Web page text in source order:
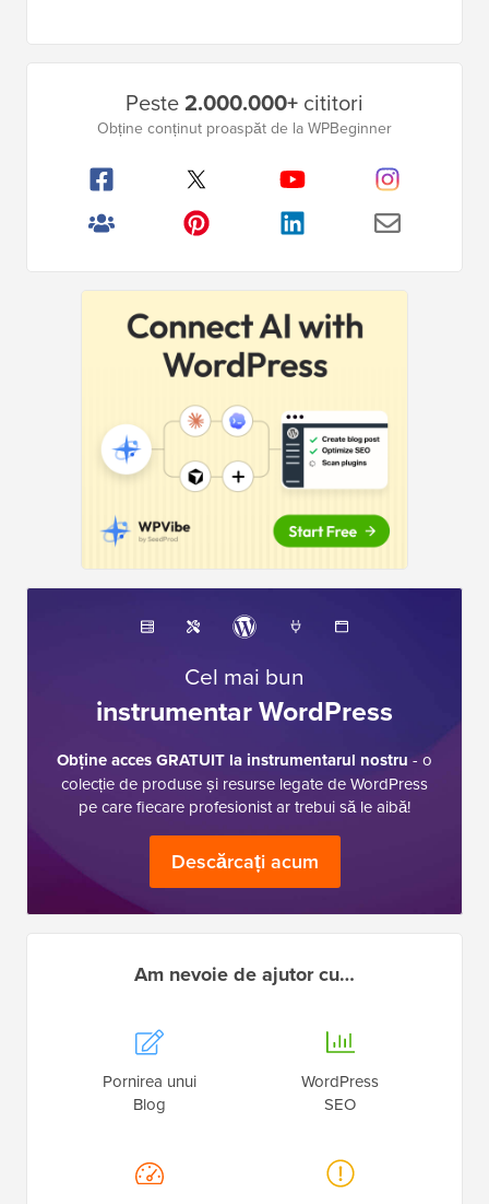
principală
Peste2.000.000+ cititori
Obține conținut proaspăt de la WPBeginner
Cel mai bun
instrumentar WordPress
Obține acces GRATUIT la instrumentarul nostru - o
colecție de produse și resurse legate de WordPress
pe care fiecare profesionist ar trebui să le aibă!
Descărcați acum
Am nevoie de ajutor cu…
Pornirea unui
Blog
WordPress
SEO